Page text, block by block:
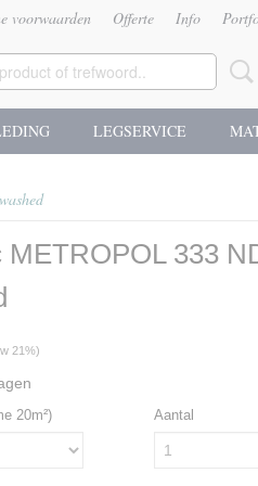
voorwaarden Offerte Info
LEGSERVICE
333
21%)
20m²) Aantal